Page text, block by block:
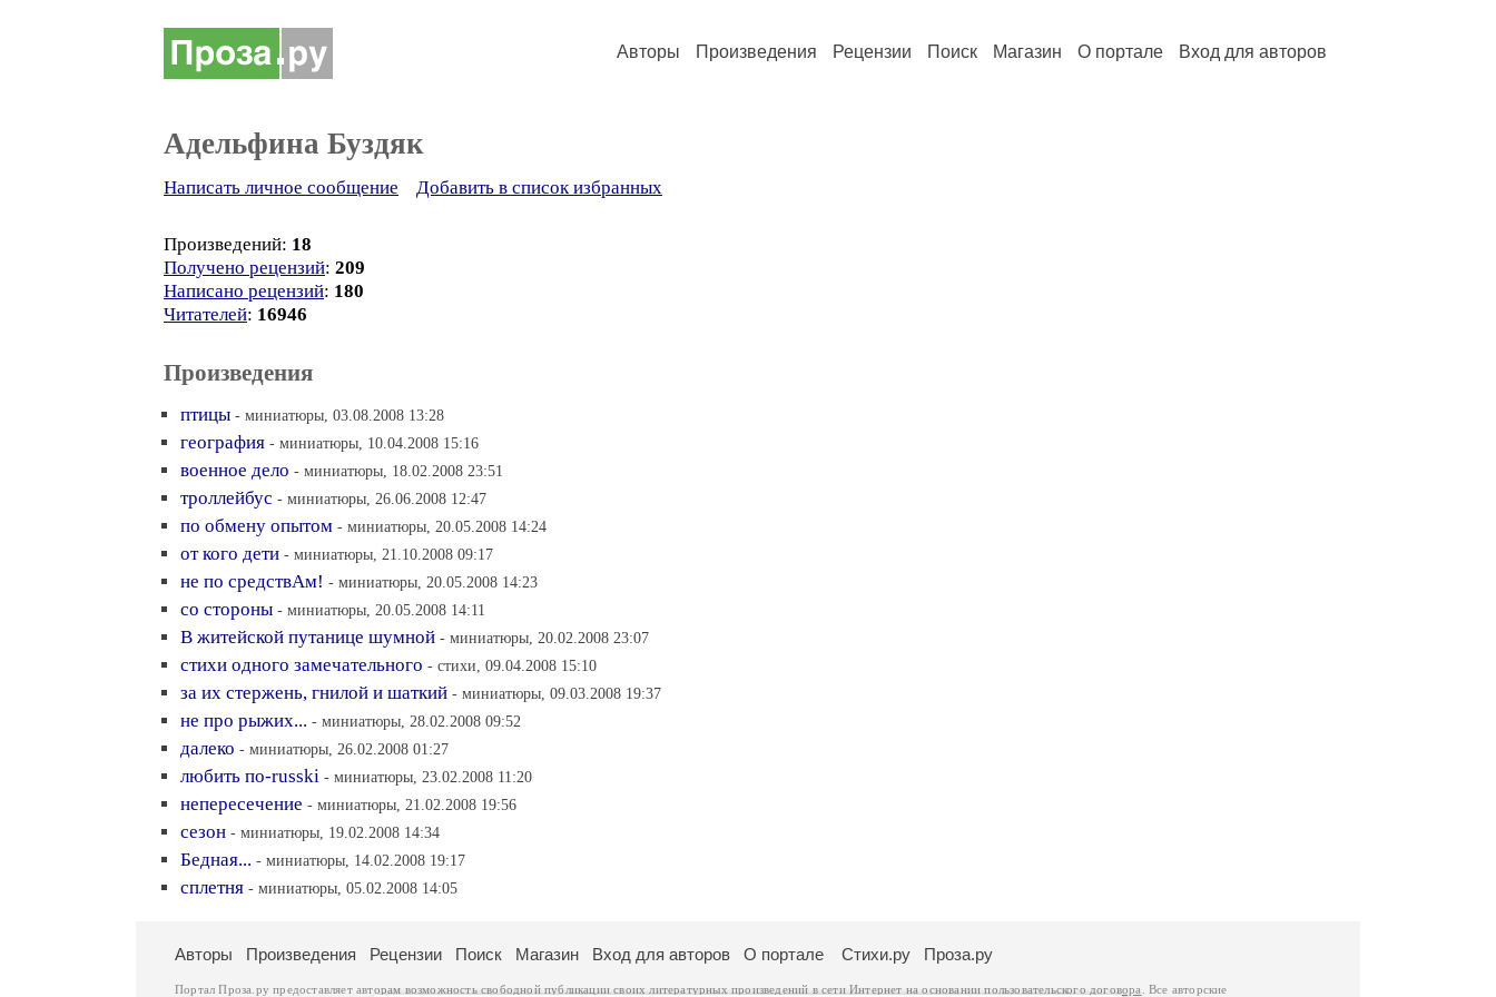
Авторы Произведения Рецензии Поиск Магазин О портале Вход для авторов
Адельфина Буздяк
Написать личное сообщение Добавить в список избранных
Произведений: 18
Получено рецензий: 209
Написано рецензий: 180
Читателей: 16946
Произведения
птицы - миниатюры, 03.08.2008 13:28
география - миниатюры, 10.04.2008 15:16
военное дело - миниатюры, 18.02.2008 23:51
троллейбус - миниатюры, 26.06.2008 12:47
по обмену опытом - миниатюры, 20.05.2008 14:24
от кого дети - миниатюры, 21.10.2008 09:17
не по средствАм! - миниатюры, 20.05.2008 14:23
со стороны - миниатюры, 20.05.2008 14:11
В житейской путанице шумной - миниатюры, 20.02.2008 23:07
стихи одного замечательного - стихи, 09.04.2008 15:10
за их стержень, гнилой и шаткий - миниатюры, 09.03.2008 19:37
не про рыжих... - миниатюры, 28.02.2008 09:52
далеко - миниатюры, 26.02.2008 01:27
любить по-russki - миниатюры, 23.02.2008 11:20
непересечение - миниатюры, 21.02.2008 19:56
сезон - миниатюры, 19.02.2008 14:34
Бедная... - миниатюры, 14.02.2008 19:17
сплетня - миниатюры, 05.02.2008 14:05
Авторы Произведения Рецензии Поиск Магазин Вход для авторов О портале Стихи.ру Проза.ру
Портал Проза.ру предоставляет авторам возможность свободной публикации своих литературных произведений в сети Интернет на основаниипользовательского договора . Все авторские